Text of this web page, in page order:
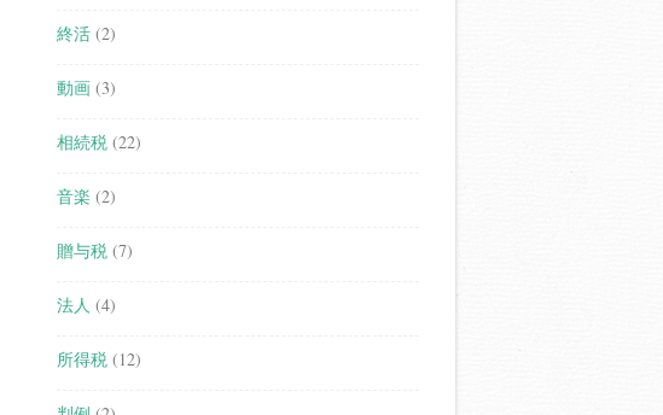
終活 (2)
動画 (3)
相続税 (22)
音楽 (2)
贈与税 (7)
法人 (4)
所得税 (12)